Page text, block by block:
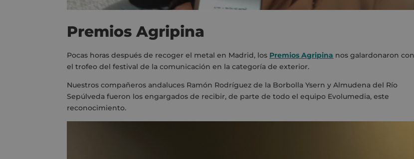
Premios Agripina
Pocas horas después de recoger el metal en Madrid, los Premios Agripina nos galardonaron con
el trofeo del festival de la comunicación en la categoría de exterior.
Nuestros compañeros andaluces Ramón Rodríguez de la Borbolla Ysern y Almudena del Río
Sepúlveda fueron los engargados de recibir, de parte de todo el equipo Evolumedia, este
reconocimiento.